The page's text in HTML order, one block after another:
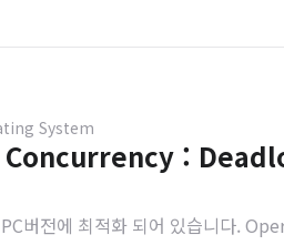
System
Concurrency :
PC버전에 최적화 되어 있습니다.